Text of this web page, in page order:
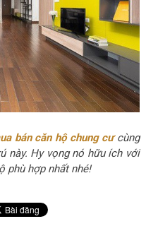
bán căn hộ chung cưcùng
này. Hy vọng nó hữu ích với
phù hợp nhất nhé!